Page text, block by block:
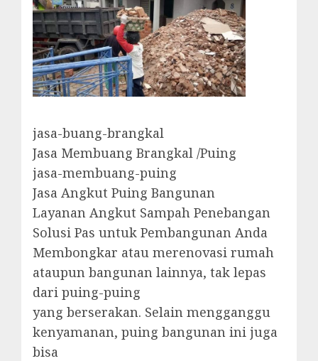
jasa-buang-brangkal
Jasa Membuang Brangkal /Puing
jasa-membuang-puing
Jasa Angkut Puing Bangunan
Layanan Angkut Sampah Penebangan
Solusi Pas untuk Pembangunan Anda
Membongkar atau merenovasi rumah
ataupun bangunan lainnya, tak lepas
dari puing-puing
yang berserakan. Selain mengganggu
kenyamanan, puing bangunan ini juga
bisa